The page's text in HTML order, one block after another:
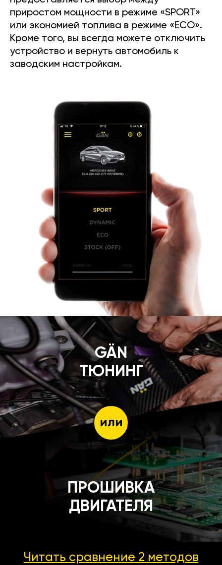
приростом мощности в режиме «SPORT»
или экономией топлива в режиме «ECO».
Кроме того, вы всегда можете отключить
устройство и вернуть автомобиль к
заводским настройкам.
GÄN
ТЮНИНГ
или
ПРОШИВКА
ДВИГАТЕЛЯ
Читать сравнение 2 методов